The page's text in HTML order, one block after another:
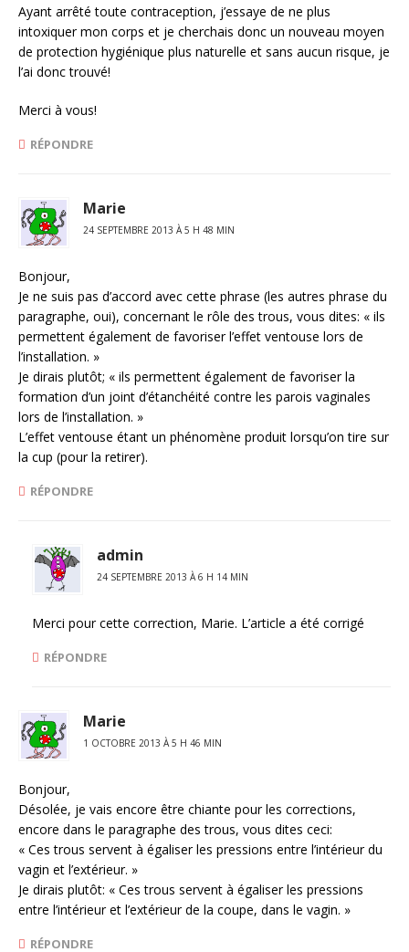
Ayant arrêté toute contraception, j’essaye de ne plus
intoxiquer mon corps et je cherchais donc un nouveau moyen
de protection hygiénique plus naturelle et sans aucun risque, je
l’ai donc trouvé!
Merci à vous!
RÉPONDRE
Marie
24 SEPTEMBRE 2013 À 5 H 48 MIN
Bonjour,
Je ne suis pas d’accord avec cette phrase (les autres phrase du
paragraphe, oui), concernant le rôle des trous, vous dites: « ils
permettent également de favoriser l’effet ventouse lors de
l’installation. »
Je dirais plutôt; « ils permettent également de favoriser la
formation d’un joint d’étanchéité contre les parois vaginales
lors de l’installation. »
L’effet ventouse étant un phénomène produit lorsqu’on tire sur
la cup (pour la retirer).
RÉPONDRE
admin
24 SEPTEMBRE 2013 À 6 H 14 MIN
Merci pour cette correction, Marie. L’article a été corrigé
RÉPONDRE
Marie
1 OCTOBRE 2013 À 5 H 46 MIN
Bonjour,
Désolée, je vais encore être chiante pour les corrections,
encore dans le paragraphe des trous, vous dites ceci:
« Ces trous servent à égaliser les pressions entre l’intérieur du
vagin et l’extérieur. »
Je dirais plutôt: « Ces trous servent à égaliser les pressions
entre l’intérieur et l’extérieur de la coupe, dans le vagin. »
RÉPONDRE